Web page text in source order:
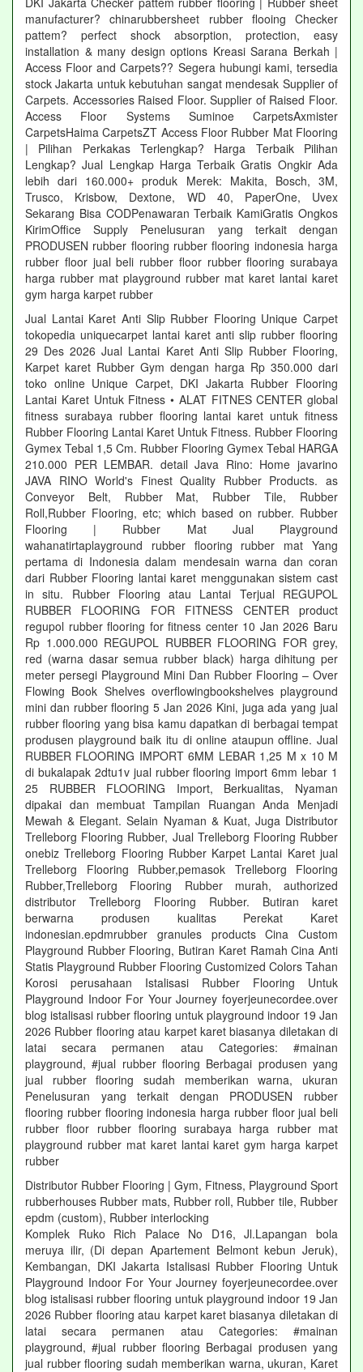
manufacturer? chinarubbersheet rubber flooing Checker
pattem? perfect shock absorption, protection, easy
installation & many design options Kreasi Sarana Berkah |
Access Floor and Carpets?? Segera hubungi kami, tersedia
stock Jakarta untuk kebutuhan sangat mendesak Supplier of
Carpets. Accessories Raised Floor. Supplier of Raised Floor.
Access Floor Systems Suminoe CarpetsAxmister
CarpetsHaima CarpetsZT Access Floor Rubber Mat Flooring
| Pilihan Perkakas Terlengkap? Harga Terbaik Pilihan
Lengkap? Jual Lengkap Harga Terbaik Gratis Ongkir Ada
lebih dari 160.000+ produk Merek: Makita, Bosch, 3M,
Trusco, Krisbow, Dextone, WD 40, PaperOne, Uvex
Sekarang Bisa CODPenawaran Terbaik KamiGratis Ongkos
KirimOffice Supply Penelusuran yang terkait dengan
PRODUSEN rubber flooring rubber flooring indonesia harga
rubber floor jual beli rubber floor rubber flooring surabaya
harga rubber mat playground rubber mat karet lantai karet
gym harga karpet rubber
Jual Lantai Karet Anti Slip Rubber Flooring Unique Carpet
tokopedia uniquecarpet lantai karet anti slip rubber flooring
29 Des 2026 Jual Lantai Karet Anti Slip Rubber Flooring,
Karpet karet Rubber Gym dengan harga Rp 350.000 dari
toko online Unique Carpet, DKI Jakarta Rubber Flooring
Lantai Karet Untuk Fitness • ALAT FITNES CENTER global
fitness surabaya rubber flooring lantai karet untuk fitness
Rubber Flooring Lantai Karet Untuk Fitness. Rubber Flooring
Gymex Tebal 1,5 Cm. Rubber Flooring Gymex Tebal HARGA
210.000 PER LEMBAR. detail Java Rino: Home javarino
JAVA RINO World's Finest Quality Rubber Products. as
Conveyor Belt, Rubber Mat, Rubber Tile, Rubber
Roll,Rubber Flooring, etc; which based on rubber. Rubber
Flooring | Rubber Mat Jual Playground
wahanatirtaplayground rubber flooring rubber mat Yang
pertama di Indonesia dalam mendesain warna dan coran
dari Rubber Flooring lantai karet menggunakan sistem cast
in situ. Rubber Flooring atau Lantai Terjual REGUPOL
RUBBER FLOORING FOR FITNESS CENTER product
regupol rubber flooring for fitness center 10 Jan 2026 Baru
Rp 1.000.000 REGUPOL RUBBER FLOORING FOR grey,
red (warna dasar semua rubber black) harga dihitung per
meter persegi Playground Mini Dan Rubber Flooring – Over
Flowing Book Shelves overflowingbookshelves playground
mini dan rubber flooring 5 Jan 2026 Kini, juga ada yang jual
rubber flooring yang bisa kamu dapatkan di berbagai tempat
produsen playground baik itu di online ataupun offline. Jual
RUBBER FLOORING IMPORT 6MM LEBAR 1,25 M x 10 M
di bukalapak 2dtu1v jual rubber flooring import 6mm lebar 1
25 RUBBER FLOORING Import, Berkualitas, Nyaman
dipakai dan membuat Tampilan Ruangan Anda Menjadi
Mewah & Elegant. Selain Nyaman & Kuat, Juga Distributor
Trelleborg Flooring Rubber, Jual Trelleborg Flooring Rubber
onebiz Trelleborg Flooring Rubber Karpet Lantai Karet jual
Trelleborg Flooring Rubber,pemasok Trelleborg Flooring
Rubber,Trelleborg Flooring Rubber murah, authorized
distributor Trelleborg Flooring Rubber. Butiran karet
berwarna produsen kualitas Perekat Karet
indonesian.epdmrubber granules products Cina Custom
Playground Rubber Flooring, Butiran Karet Ramah Cina Anti
Statis Playground Rubber Flooring Customized Colors Tahan
Korosi perusahaan Istalisasi Rubber Flooring Untuk
Playground Indoor For Your Journey foyerjeunecordee.over
blog istalisasi rubber flooring untuk playground indoor 19 Jan
2026 Rubber flooring atau karpet karet biasanya diletakan di
latai secara permanen atau Categories: #mainan
playground, #jual rubber flooring Berbagai produsen yang
jual rubber flooring sudah memberikan warna, ukuran
Penelusuran yang terkait dengan PRODUSEN rubber
flooring rubber flooring indonesia harga rubber floor jual beli
rubber floor rubber flooring surabaya harga rubber mat
playground rubber mat karet lantai karet gym harga karpet
rubber
Distributor Rubber Flooring | Gym, Fitness, Playground Sport
rubberhouses Rubber mats, Rubber roll, Rubber tile, Rubber
epdm (custom), Rubber interlocking
Komplek Ruko Rich Palace No D16, Jl.Lapangan bola
meruya ilir, (Di depan Apartement Belmont kebun Jeruk),
Kembangan, DKI Jakarta Istalisasi Rubber Flooring Untuk
Playground Indoor For Your Journey foyerjeunecordee.over
blog istalisasi rubber flooring untuk playground indoor 19 Jan
2026 Rubber flooring atau karpet karet biasanya diletakan di
latai secara permanen atau Categories: #mainan
playground, #jual rubber flooring Berbagai produsen yang
jual rubber flooring sudah memberikan warna, ukuran, Karet